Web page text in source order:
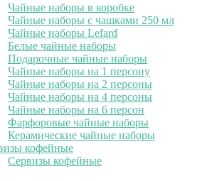
Чайные наборы в коробке
Чайные наборы с чашками 250 мл
Чайные наборы Lefard
Белые чайные наборы
Подарочные чайные наборы
Чайные наборы на 1 персону
Чайные наборы на 2 персоны
Чайные наборы на 4 персоны
Чайные наборы на 6 персон
Фарфоровые чайные наборы
Керамические чайные наборы
кофейные
Сервизы кофейные